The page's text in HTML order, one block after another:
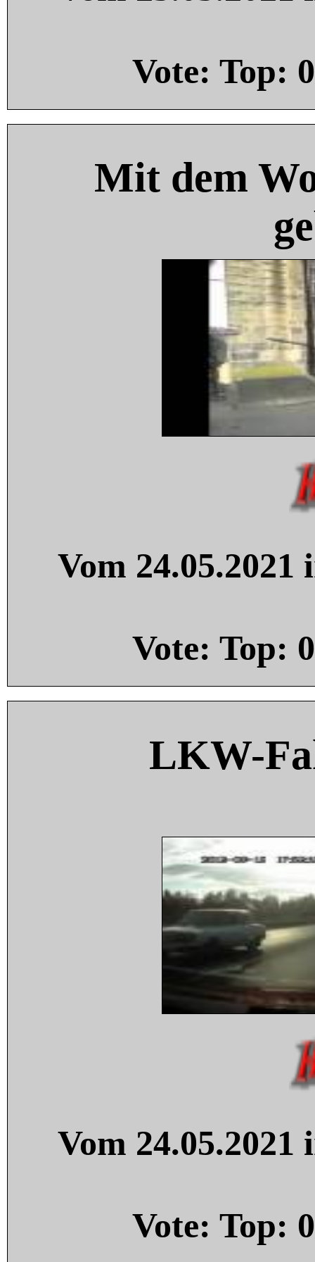
Vote: Top: 0
Mit dem
Vom
Vote: Top: 0
LKW-
Vom
Vote: Top: 0